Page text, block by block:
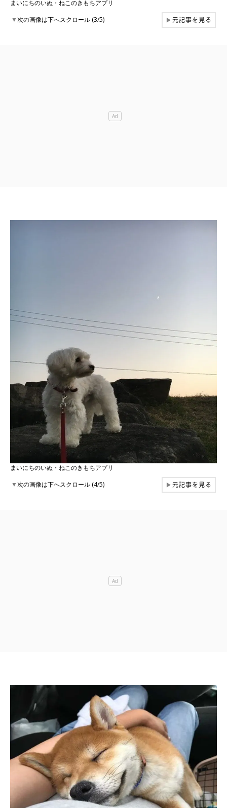
まいにちのいぬ・ねこのきもちアプリ
▼次の画像は下へスクロール (3/5) ▶元記事を見る
まいにちのいぬ・ねこのきもちアプリ
▼次の画像は下へスクロール (4/5) ▶元記事を見る